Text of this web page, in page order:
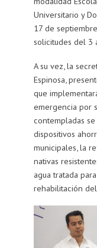
Universitario y
17 de
solicitudes del 3
A su vez, la
Espinosa,
que
emergencia por
contempladas
dispositivos
municipales, la
nativas
agua tratada
rehabilitación